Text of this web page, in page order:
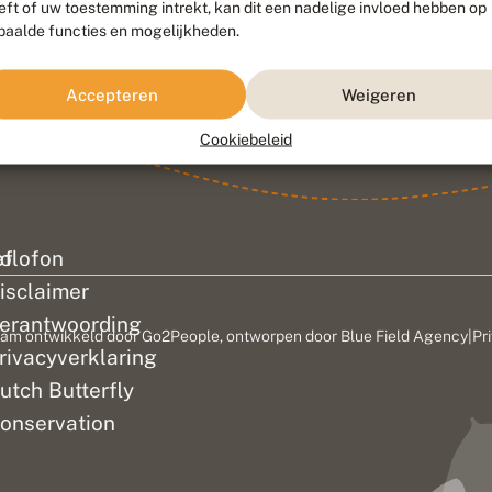
of uw toestemming intrekt, kan dit een nadelige invloed hebben op
functies en mogelijkheden.
Accepteren Weigeren
Cookiebeleid
Butterfly
ontwikkeld doorGo2People, ontworpen door Blue Field Agency